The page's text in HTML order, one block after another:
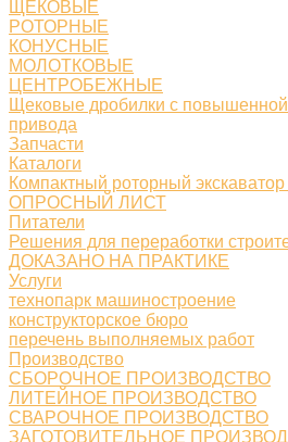
ЩЕКОВЫЕ
РОТОРНЫЕ
КОНУСНЫЕ
МОЛОТКОВЫЕ
ЦЕНТРОБЕЖНЫЕ
Щековые дробилки с
привода
Запчасти
Каталоги
Компактный роторный
ОПРОСНЫЙ ЛИСТ
Питатели
Решения для переработки
ДОКАЗАНО НА ПРАКТИКЕ
Услуги
технопарк машиностроение
конструкторское бюро
перечень выполняемых работ
Производство
СБОРОЧНОЕ ПРОИЗВОДСТВО
ЛИТЕЙНОЕ ПРОИЗВОДСТВО
СВАРОЧНОЕ ПРОИЗВОДСТВО
ЗАГОТОВИТЕЛЬНОЕ